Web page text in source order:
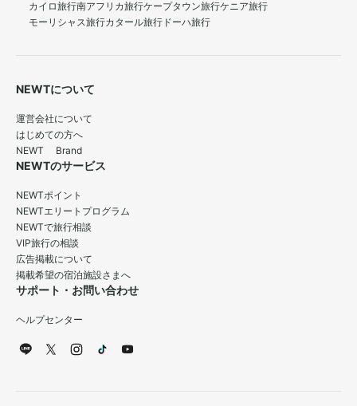
カイロ旅行南アフリカ旅行ケープタウン旅行ケニア旅行
モーリシャス旅行カタール旅行 ドーハ旅行
NEWTについて
運営会社について
はじめての方へ
NEWT Brand
NEWTのサービス
NEWTポイント
NEWTエリートプログラム
NEWTで旅行相談
VIP旅行の相談
広告掲載について
掲載希望の宿泊施設さまへ
サポート・お問い合わせ
ヘルプセンター